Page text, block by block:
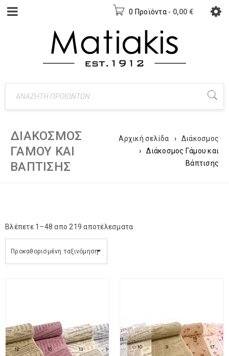
0 Προϊόντα - 0,00 €
ΔΙΆΚΟΣΜΟΣ
ΓΆΜΟΥ ΚΑΙ
ΒΆΠΤΙΣΗΣ
Αρχική σελίδα ›
Διάκοσμος
›
Διάκοσμος Γάμου και
Βάπτισης
Βλέπετε 1–48 απο 219 αποτέλεσματα
Προκαθορισμένη ταξινόμηση